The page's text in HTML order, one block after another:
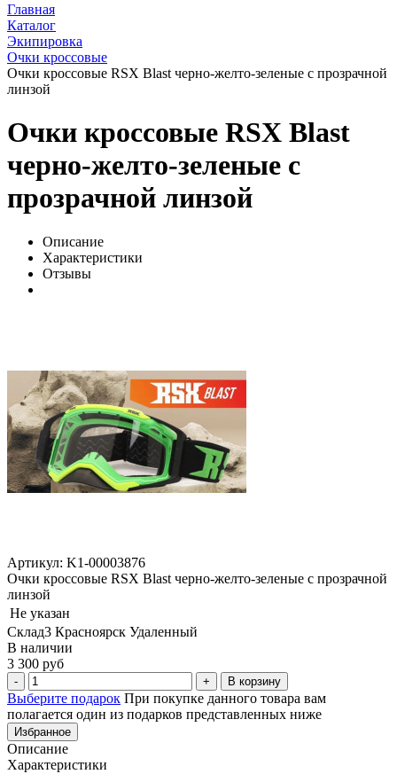
Главная
Каталог
Экипировка
Очки кроссовые
Очки кроссовые RSX Blast черно-желто-зеленые с прозрачной
линзой
Очки кроссовые RSX Blast
черно-желто-зеленые с
прозрачной линзой
Описание
Характеристики
Отзывы
Артикул: K1-00003876
Очки кроссовые RSX Blast черно-желто-зеленые с прозрачной
линзой
Не указан
Склад3 Красноярск Удаленный
В наличии
3 300 руб
В корзину
Выберите подарок При покупке данного товара вам
полагается один из подарков представленных ниже
Избранное
Описание
Характеристики